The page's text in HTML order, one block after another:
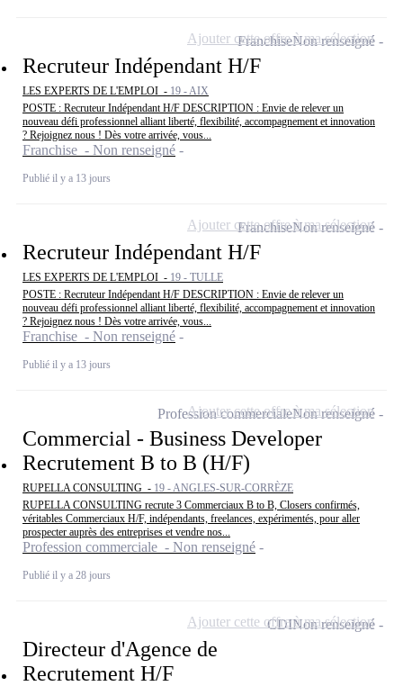
Recruteur Indépendant H/F
LES EXPERTS DE L'EMPLOI - 19 - AIX
POSTE : Recruteur Indépendant H/F DESCRIPTION : Envie de relever un
nouveau défi professionnel alliant liberté, flexibilité, accompagnement et innovation
? Rejoignez nous ! Dès votre arrivée, vous...
Franchise - Non renseigné
Publié il y a 13 jours
FranchiseNon renseigné
Ajouter cette offre à ma sélection
Recruteur Indépendant H/F
LES EXPERTS DE L'EMPLOI - 19 - TULLE
POSTE : Recruteur Indépendant H/F DESCRIPTION : Envie de relever un
nouveau défi professionnel alliant liberté, flexibilité, accompagnement et innovation
? Rejoignez nous ! Dès votre arrivée, vous...
Franchise - Non renseigné
Publié il y a 13 jours
FranchiseNon renseigné
Ajouter cette offre à ma sélection
Commercial - Business Developer
Recrutement B to B (H/F)
RUPELLA CONSULTING - 19 - ANGLES-SUR-CORRÈZE
RUPELLA CONSULTING recrute 3 Commerciaux B to B, Closers confirmés,
véritables Commerciaux H/F, indépendants, freelances, expérimentés, pour aller
prospecter auprès des entreprises et vendre nos...
Profession commerciale - Non renseigné
Publié il y a 28 jours
Profession commercialeNon renseigné
Ajouter cette offre à ma sélection
Directeur d'Agence de
Recrutement H/F
CDINon renseigné
Ajouter cette offre à ma sélection